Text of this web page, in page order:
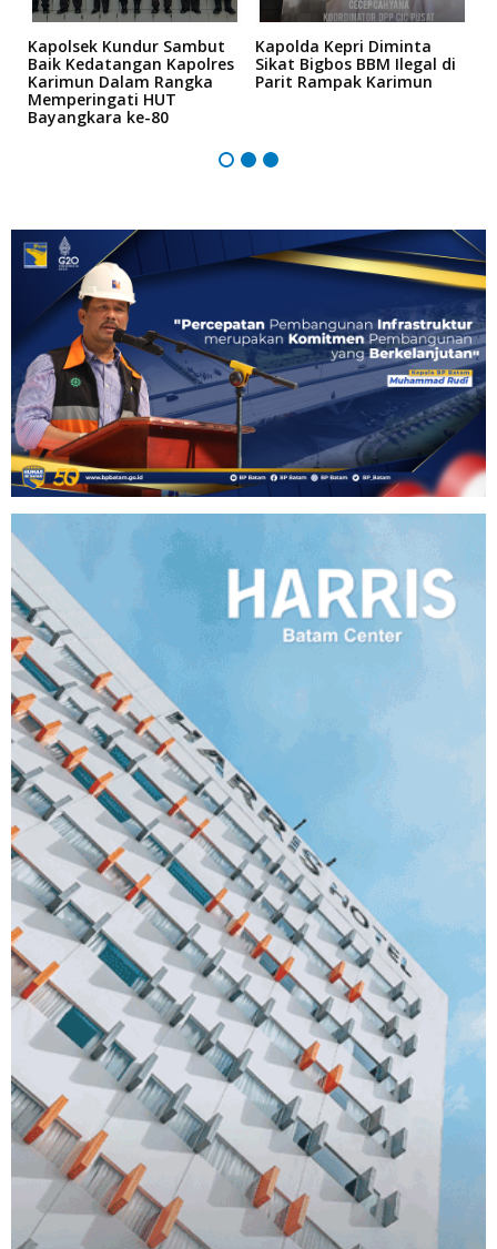
Kapolsek Kundur Sambut
Baik Kedatangan Kapolres
Karimun Dalam Rangka
Memperingati HUT
Bayangkara ke-80
Kapolda Kepri Diminta
Sikat Bigbos BBM Ilegal di
Parit Rampak Karimun